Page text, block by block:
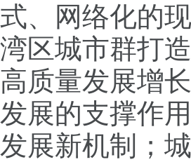
式、网络化的
湾区城市群打
高质量发展增
发展的支撑作
发展新机制；